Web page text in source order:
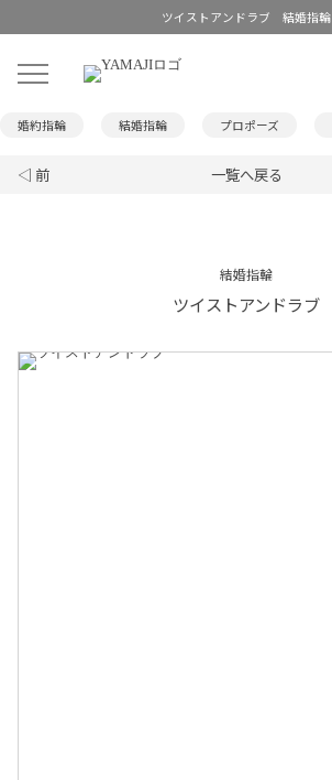
ツイストアンドラブ 結婚指輪
婚約指輪 結婚指輪 プロポーズ
◁ 前 一覧へ戻る
結婚指輪
ツイストアンドラブ